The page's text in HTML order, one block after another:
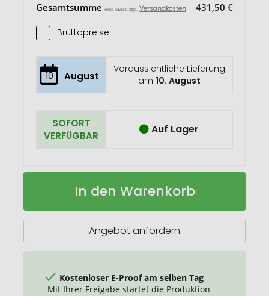
Gesamtsumme exkl. MwSt. zzgl. Versandkosten 431,50 €
Bruttopreise
10 August
Voraussichtliche Lieferung
am 10. August
SOFORT
VERFÜGBAR
Auf Lager
Verbandsbox,
Auf
In den Warenkorb
Angebot anfordern
Kostenloser E-Proof am selben Tag
Mit Ihrer Freigabe startet die Produktion